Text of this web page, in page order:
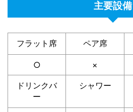
主要設備
フラット席 ペア席
○ ×
ドリンクバ
ー
シャワー